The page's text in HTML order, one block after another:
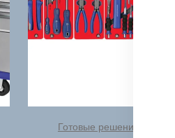
Готовые решения